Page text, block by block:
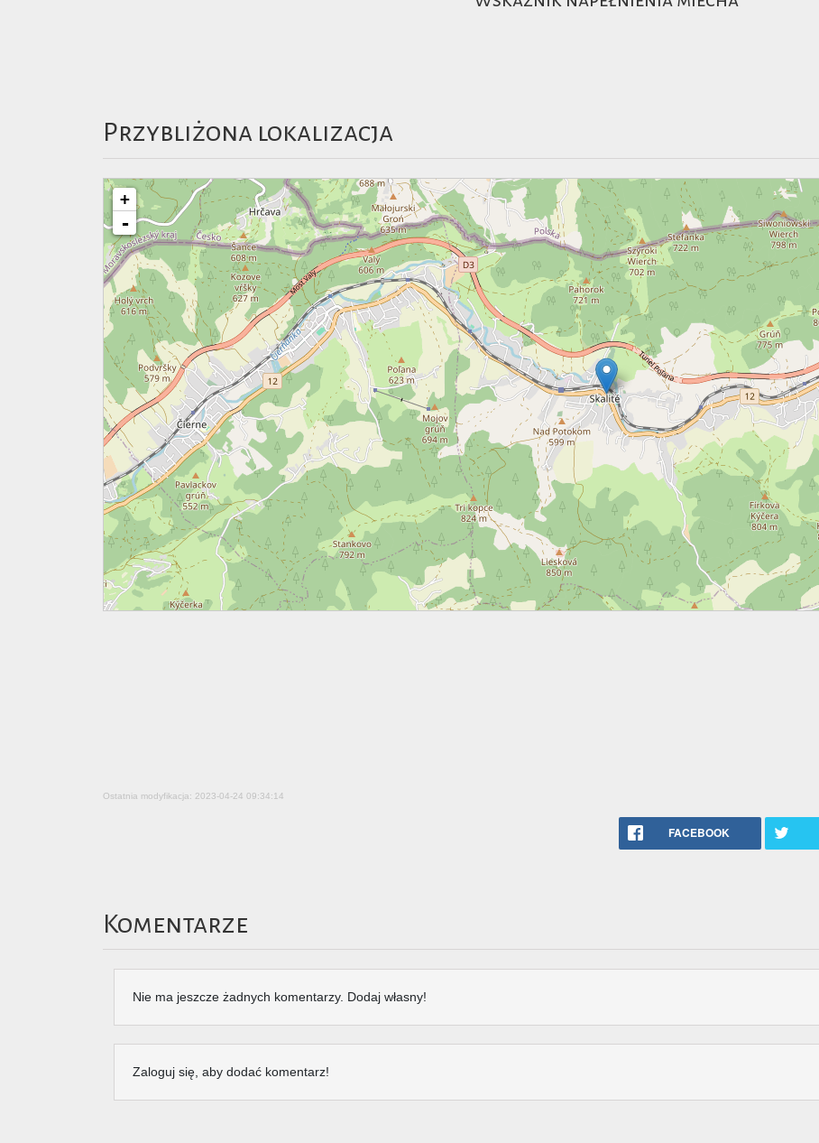
Przybliżona lokalizacja
+
-
Ostatnia modyfikacja: 2023-04-24 09:34:14
FACEBOOK
Komentarze
Nie ma jeszcze żadnych komentarzy. Dodaj własny!
Zaloguj się, aby dodać komentarz!